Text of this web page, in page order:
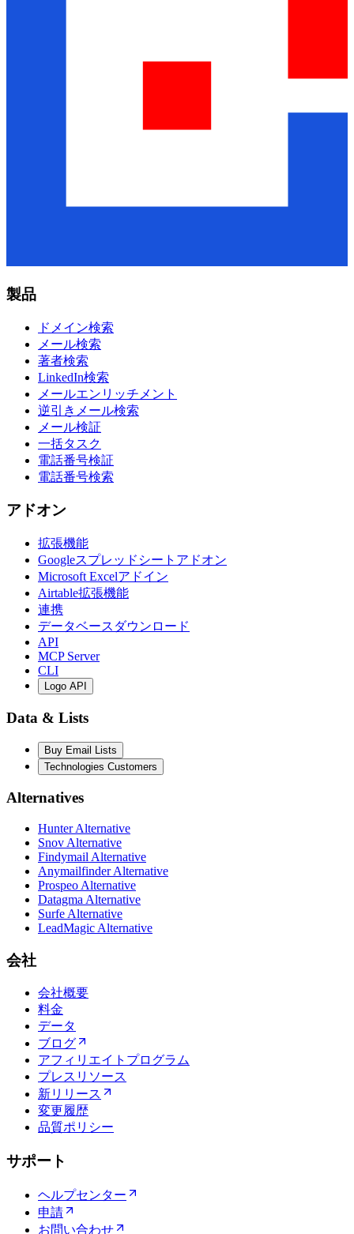
製品
ドメイン検索
メール検索
著者検索
LinkedIn検索
メールエンリッチメント
逆引きメール検索
メール検証
一括タスク
電話番号検証
電話番号検索
アドオン
拡張機能
Googleスプレッドシートアドオン
Microsoft Excelアドイン
Airtable拡張機能
連携
データベースダウンロード
API
MCP Server
CLI
Logo API
Data & Lists
Buy Email Lists
Technologies Customers
Alternatives
Hunter Alternative
Snov Alternative
Findymail Alternative
Anymailfinder Alternative
Prospeo Alternative
Datagma Alternative
Surfe Alternative
LeadMagic Alternative
会社
会社概要
料金
データ
ブログ
アフィリエイトプログラム
プレスリソース
新リリース
変更履歴
品質ポリシー
サポート
ヘルプセンター
申請
お問い合わせ